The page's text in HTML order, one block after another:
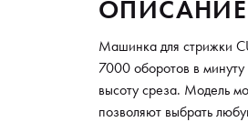
ОПИСАНИЕ
Машинка для стрижки
7000 оборотов в
высоту среза. Модель
позволяют выбрать